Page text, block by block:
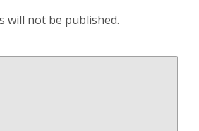
will not be published.